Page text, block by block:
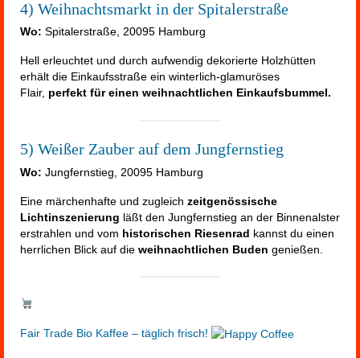
4) Weihnachtsmarkt in der Spitalerstraße
Wo: Spitalerstraße, 20095 Hamburg
Hell erleuchtet und durch aufwendig dekorierte Holzhütten
erhält die Einkaufsstraße ein winterlich-glamuröses
Flair, perfekt für einen weihnachtlichen Einkaufsbummel.
5) Weißer Zauber auf dem Jungfernstieg
Wo: Jungfernstieg, 20095 Hamburg
Eine märchenhafte und zugleich zeitgenössische
Lichtinszenierung läßt den Jungfernstieg an der Binnenalster
erstrahlen und vom historischen Riesenrad kannst du einen
herrlichen Blick auf die weihnachtlichen Buden genießen.
Fair Trade Bio Kaffee – täglich frisch!